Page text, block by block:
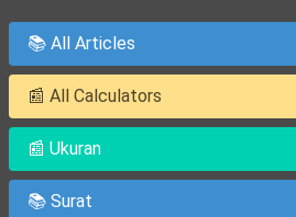
📚 All Articles
📰 All Calculators
📰 Ukuran
📚 Surat